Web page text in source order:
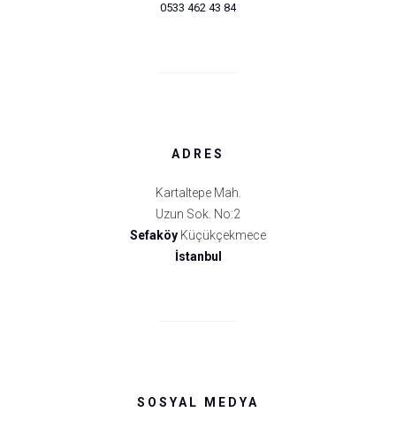
0533 462 43 84
ADRES
Kartaltepe Mah.
Uzun Sok. No:2
Sefaköy Küçükçekmece
İstanbul
SOSYAL MEDYA